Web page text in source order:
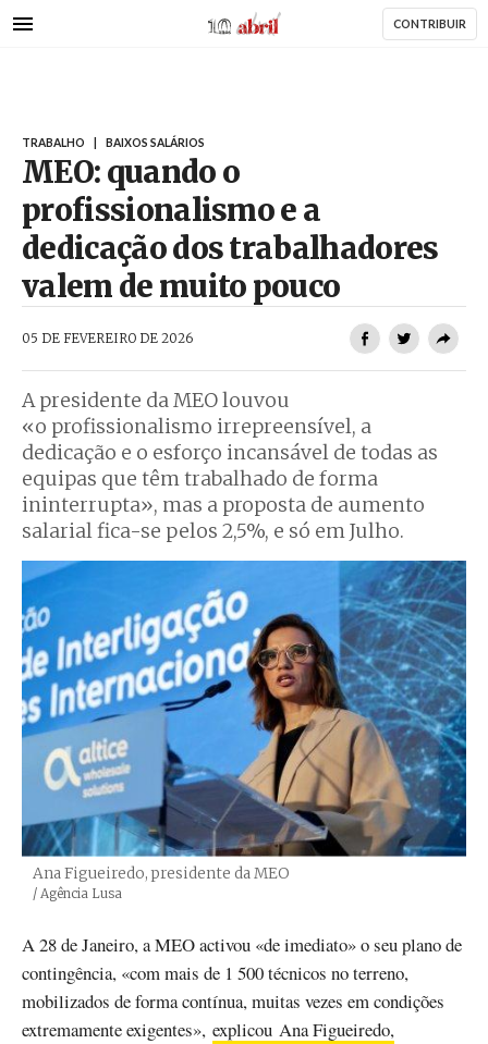
para
AbrilAbril CONTRIBUIR
TRABALHO BAIXOS SALÁRIOS
MEO: quando o
profissionalismo e a
dedicação dos trabalhadores
valem de muito pouco
05 DE FEVEREIRO DE 2026
A presidente da MEO louvou
«o profissionalismo irrepreensível, a
dedicação e o esforço incansável de todas as
equipas que têm trabalhado de forma
ininterrupta», mas a proposta de aumento
salarial fica-se pelos 2,5%, e só em Julho.
Ana Figueiredo, presidente da MEO
Créditos
/ Agência Lusa
A 28 de Janeiro, a MEO activou «de imediato» o seu plano de
contingência, «com mais de 1 500 técnicos no terreno,
mobilizados de forma contínua, muitas vezes em condições
extremamente exigentes», explicou Ana Figueiredo,